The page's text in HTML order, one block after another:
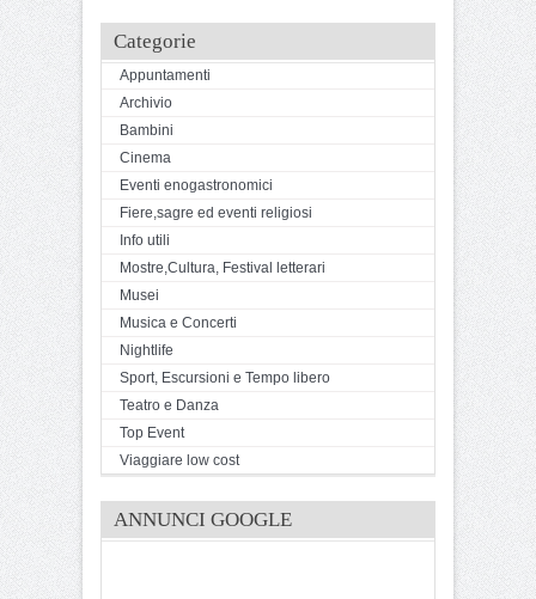
Categorie
Appuntamenti
Archivio
Bambini
Cinema
Eventi enogastronomici
Fiere,sagre ed eventi religiosi
Info utili
Mostre,Cultura, Festival letterari
Musei
Musica e Concerti
Nightlife
Sport, Escursioni e Tempo libero
Teatro e Danza
Top Event
Viaggiare low cost
ANNUNCI GOOGLE